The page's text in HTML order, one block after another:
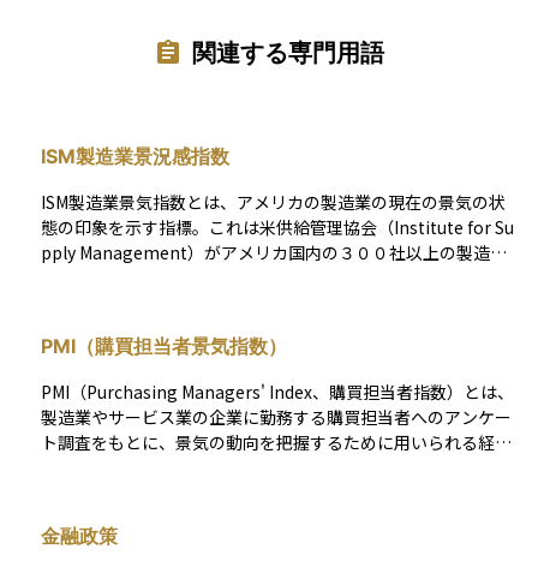
関連する専門用語
ISM製造業景況感指数
ISM製造業景気指数とは、アメリカの製造業の現在の景気の状
態の印象を示す指標。これは米供給管理協会（Institute for Su
pply Management）がアメリカ国内の３００社以上の製造業
かの指標に比べて速報性がある点で、この指標は有用であると
されている。具体的には「生産」、「新規受注」、「在庫」、
「価格」、「雇用」などの項目について、前月と比較し結果を
スコアで表す。50が景気判断の分岐点となっており、50を上回
ると製造業の景況が良く、50を下回ると悪化していることを示
PMI（購買担当者景気指数）
PMI（Purchasing Managers' Index、購買担当者指数）とは、
製造業やサービス業の企業に勤務する購買担当者へのアンケー
ト調査をもとに、景気の動向を把握するために用いられる経済
用」「納期」「在庫」などがあり、現場に近い購買担当者の“肌
金融政策